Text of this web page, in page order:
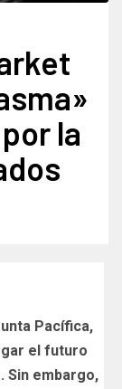
la
Pacífica,
el futuro
Sin embargo,